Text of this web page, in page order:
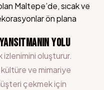
Maltepe’de, sıcak ve
ön plana
YOLU
izlenimini oluşturur.
ve mimariye
çekmek için